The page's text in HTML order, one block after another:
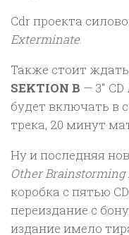
Cdr проекта
Exterminate.
Также стоит
SEKTION B — 3″ CD
будет включать в
трека, 20 минут
Ну и последняя
Other Brainstorming
коробка с пятью
переиздание с
издание имело